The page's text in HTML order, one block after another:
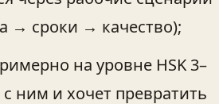
→ сроки → качество);
на уровне HSK 3–
ним и хочет превратить